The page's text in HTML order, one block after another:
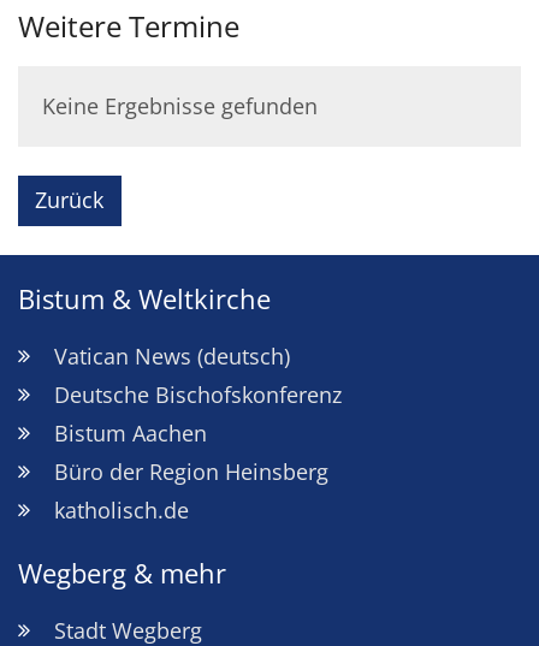
Weitere Termine
Keine Ergebnisse gefunden
Zurück
Bistum & Weltkirche
Vatican News (deutsch)
Deutsche Bischofskonferenz
Bistum Aachen
Büro der Region Heinsberg
katholisch.de
Wegberg & mehr
Stadt Wegberg